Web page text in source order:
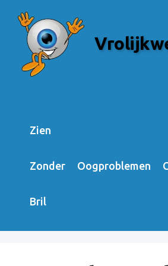
content
Zien
Zonder
Bril
Oogproblemen